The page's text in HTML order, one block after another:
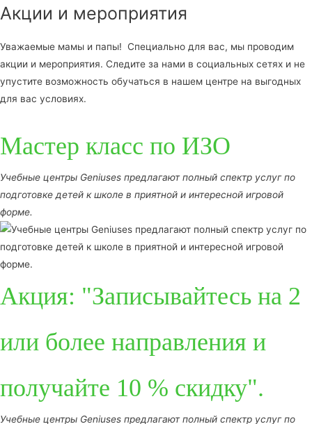
Акции и мероприятия
Уважаемые мамы и папы! Специально для вас, мы проводим
акции и мероприятия. Следите за нами в социальных сетях и не
упустите возможность обучаться в нашем центре на выгодных
для вас условиях.
Мастер класс по ИЗО
Учебные центры Geniuses предлагают полный спектр услуг по
подготовке детей к школе в приятной и интересной игровой
форме.
Акция: "Записывайтесь на 2
или более направления и
получайте 10 % скидку".
Учебные центры Geniuses предлагают полный спектр услуг по